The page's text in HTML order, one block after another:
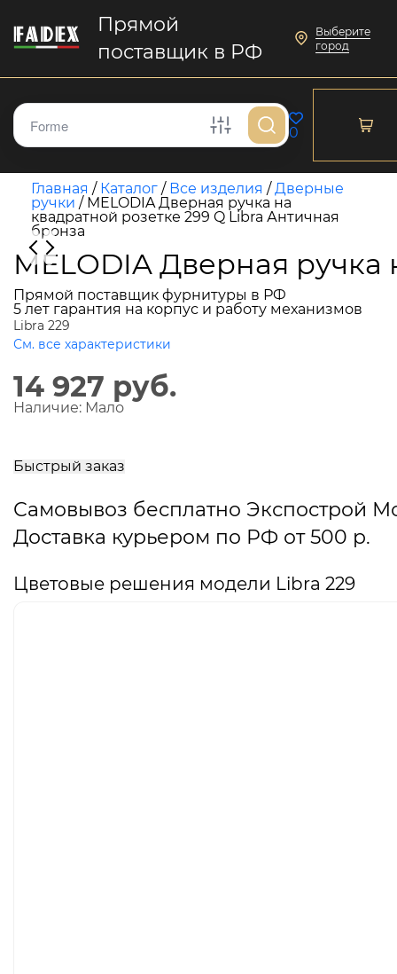
Прямой
поставщик в РФ
Выберите
город
0
Главная / Каталог / Все изделия /Дверные
ручки / MELODIA Дверная ручка на
квадратной розетке 299 Q Libra Античная
бронза
MELODIA Дверная ручка
Прямой поставщик фурнитуры в РФ
5 лет гарантия на корпус и работу механизмов
Libra 229
См. все характеристики
14 927 руб.
Наличие: Мало
Быстрый заказ
Самовывоз бесплатно Экспострой
Доставка курьером по РФ от 500 р.
Цветовые решения модели Libra 229